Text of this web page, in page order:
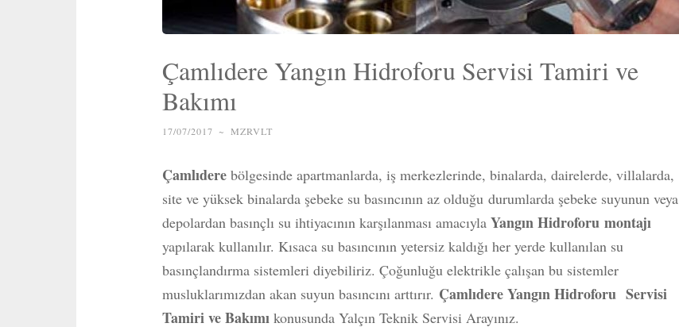
Çamlıdere Yangın Hidroforu Servisi Tamiri ve
Bakımı
17/07/2017 ~ MZRVLT
Çamlıderebölgesinde apartmanlarda, iş merkezlerinde, binalarda, dairelerde, villalarda,
site ve yüksek binalarda şebeke su basıncının az olduğu durumlarda şebeke suyunun veya
depolardan basınçlı su ihtiyacının karşılanması amacıylaYangın Hidroforu montajı
yapılarak kullanılır. Kısaca su basıncının yetersiz kaldığı her yerde kullanılan su
basınçlandırma sistemleri diyebiliriz. Çoğunluğu elektrikle çalışan bu sistemler
musluklarımızdan akan suyun basıncını arttırır. Çamlıdere Yangın Hidroforu Servisi
Tamiri ve Bakımı konusunda Yalçın Teknik Servisi Arayınız.